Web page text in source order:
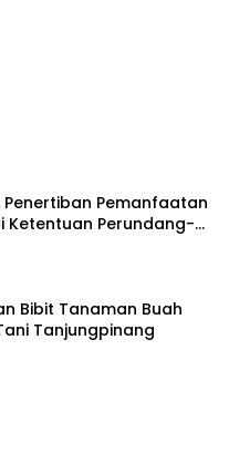
Penertiban Pemanfaatan
Ketentuan Perundang-
Bibit Tanaman Buah
Tanjungpinang